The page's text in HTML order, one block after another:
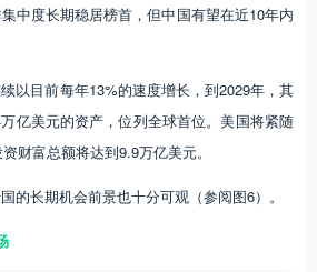
中度长期稳居榜首，但中国有望在近10年内
以目前每年13%的速度增长，到2029年，其
亿美元的资产，位列全球首位。美国将紧随
财富总额将达到9.9万亿美元。
的长期机会前景也十分可观（参阅图6）。